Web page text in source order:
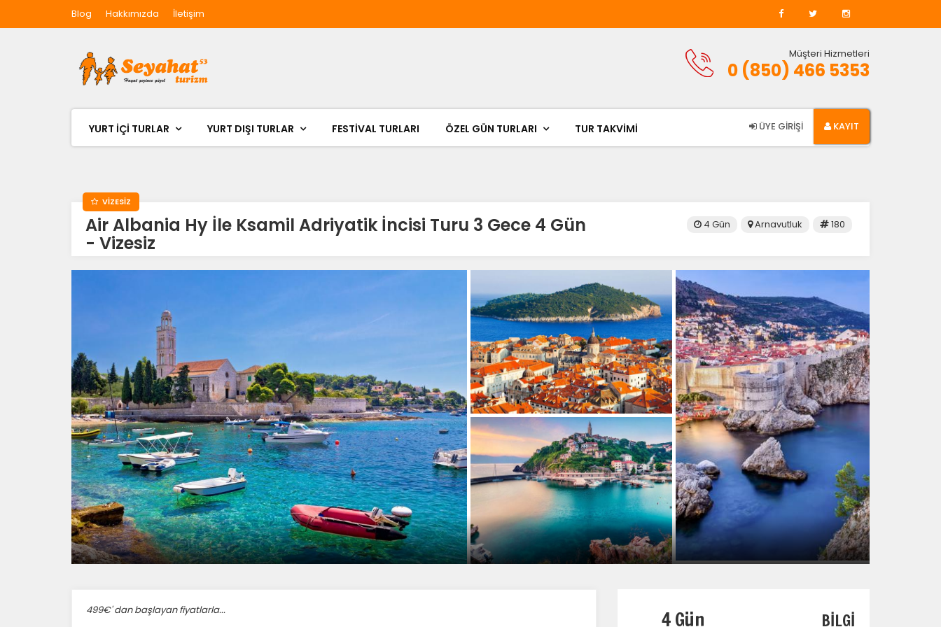
Blog Hakkımızda İletişim
Müşteri Hizmetleri
0 (850) 466 5353
YURT İÇİ TURLAR YURT DIŞI TURLAR FESTIVAL TURLARI ÖZEL GÜN TURLARI TUR TAKVİMİ ÜYE GİRİŞİ KAYIT
VİZESİZ
Air Albania Hy İle Ksamil Adriyatik İncisi Turu 3 Gece 4 Gün
- Vizesiz
180
Arnavutluk
4 Gün
499€' dan başlayan fiyatlarla...
4 Gün BİLGİ